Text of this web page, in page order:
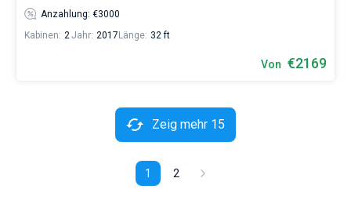
Anzahlung: €3000
Kabinen: 2Jahr: 2017 Länge: 32 ft
Von €2169
1 2
Zeig mehr 15